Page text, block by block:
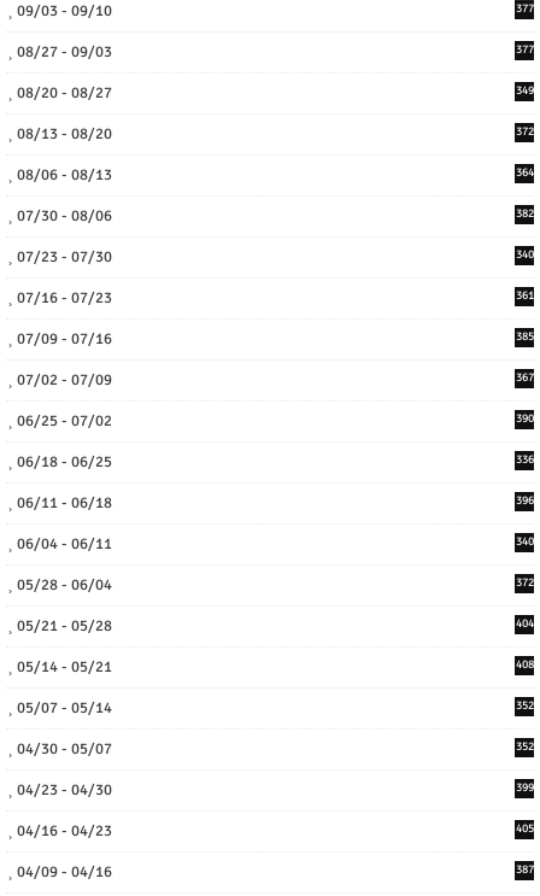
09/03 - 09/10 377
08/27 - 09/03 377
08/20 - 08/27 349
08/13 - 08/20 372
08/06 - 08/13 364
07/30 - 08/06 382
07/23 - 07/30 340
07/16 - 07/23 361
07/09 - 07/16 385
07/02 - 07/09 367
06/25 - 07/02 390
06/18 - 06/25 336
06/11 - 06/18 396
06/04 - 06/11 340
05/28 - 06/04 372
05/21 - 05/28 404
05/14 - 05/21 408
05/07 - 05/14 352
04/30 - 05/07 352
04/23 - 04/30 399
04/16 - 04/23 405
04/09 - 04/16 387